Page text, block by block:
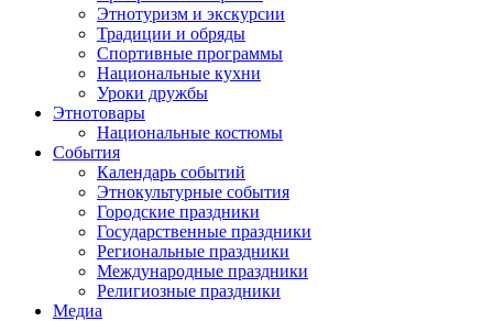
Этнотуризм и экскурсии
Традиции и обряды
Спортивные программы
Национальные кухни
Уроки дружбы
Этнотовары
Национальные костюмы
События
Календарь событий
Этнокультурные события
Городские праздники
Государственные праздники
Региональные праздники
Международные праздники
Религиозные праздники
Медиа